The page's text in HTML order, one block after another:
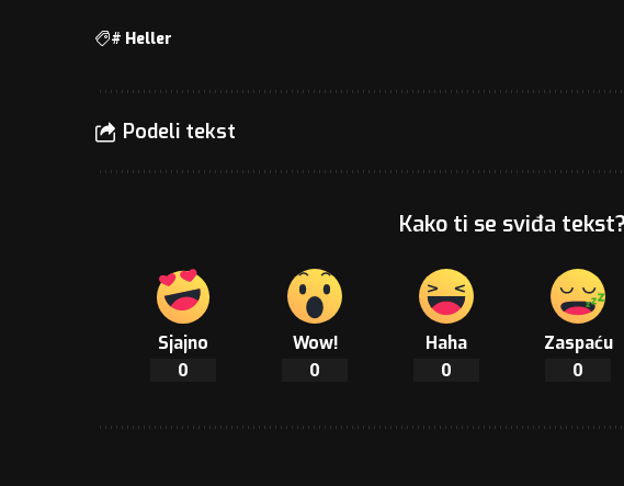
# Heller
Podeli tekst
Kako ti se sviđa tekst?
Sjajno
0
Wow!
0
Haha
0
Zaspaću
0